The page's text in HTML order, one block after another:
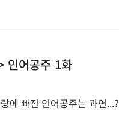
인어공주 1화
에 빠진 인어공주는 과연...?